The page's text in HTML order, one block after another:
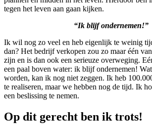
tegen het leven aan gaan kijken.
“Ik blijf ondernemen!”
Ik wil nog zo veel en heb eigenlijk te weinig
dan? Het bedrijf verkopen zou zo maar één
zijn en is dan ook een serieuze overweging.
een paal boven water: ik blijf ondernemen!
worden, kan ik nog niet zeggen. Ik heb
te realiseren, maar we hebben nog de tijd. Ik
een beslissing te nemen.
Op dit gerecht ben ik trots!